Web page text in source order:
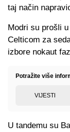
taj način
Modri su prošli
Celticom za
izbore nokaut
Potražite više
VIJESTI
U tandemu su